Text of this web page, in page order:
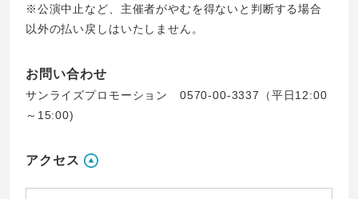
※公演中止など、主催者がやむを得ないと判断する場合
以外の払い戻しはいたしません。
お問い合わせ
サンライズプロモーション 0570-00-3337（平日12:00
～15:00)
アクセス